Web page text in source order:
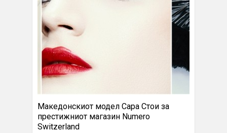
Македонскиот модел Сара Стои за
престижниот магазин Numero
Switzerland